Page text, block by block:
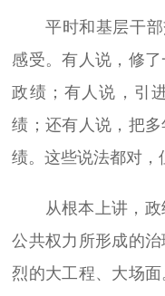
平时和基层干部
感受。有人说，修
政绩；有人说，引
绩；还有人说，把
绩。这些说法都对，
从根本上讲，政
公共权力所形成的
烈的大工程、大场面